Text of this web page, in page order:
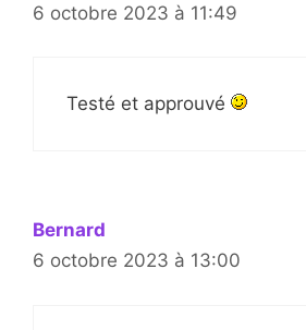
6 octobre 2023 à 11:49
Testé et approuvé
Bernard
6 octobre 2023 à 13:00